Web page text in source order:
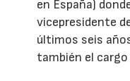
en España)
vicepresidente
últimos seis
también el